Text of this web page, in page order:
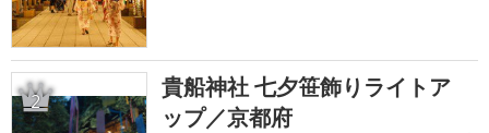
2
貴船神社 七夕笹飾りライトア
ップ／京都府